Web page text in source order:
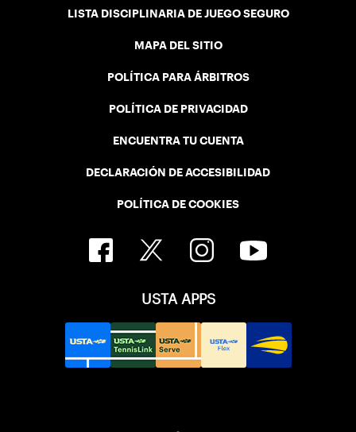
LISTA DISCIPLINARIA DE JUEGO SEGURO
MAPA DEL SITIO
POLÍTICA PARA ÁRBITROS
POLÍTICA DE PRIVACIDAD
ENCUENTRA TU CUENTA
DECLARACIÓN DE ACCESIBILIDAD
POLÍTICA DE COOKIES
USTA APPS